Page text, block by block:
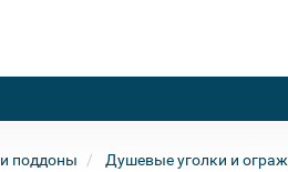
поддоны Душевые уголки и